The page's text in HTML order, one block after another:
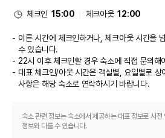
비즈니스, 기타 편의시설
스크, 짐 보관 등이 있습니다. 별도 요금으로 왕
습니다.
체크인 15:00 체크아웃 12:00
이른 시간에 체크인하거나, 체크아웃 시간을
수 있습니다.
22시 이후 체크인할 경우 숙소에 직접 문의해
대표 체크인/아웃 시간은 객실별, 요일별로 상
사항은 해당 숙소로 연락하시기 바랍니다.
숙소 관련 정보는 숙소에서 제공하는 대표 정보로 사
정보와 다를 수 있습니다.